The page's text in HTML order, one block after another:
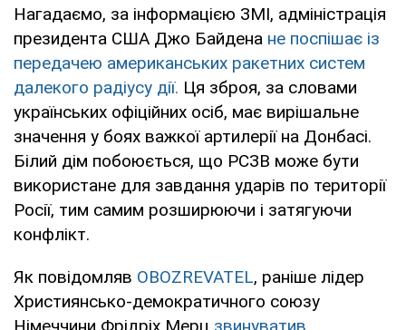
Нагадаємо, за інформацією ЗМІ, адміністрація
президента США Джо Байдена не поспішає із
передачею американських ракетних систем
далекого радіусу дії. Ця зброя, за словами
українських офіційних осіб, має вирішальне
значення у боях важкої артилерії на Донбасі.
Білий дім побоюється, що РСЗВ може бути
використане для завдання ударів по території
Росії, тим самим розширюючи і затягуючи
конфлікт.
Як повідомляв OBOZREVATEL, раніше лідер
Християнсько-демократичного союзу
Німеччини Фрідріх Мерц звинуватив